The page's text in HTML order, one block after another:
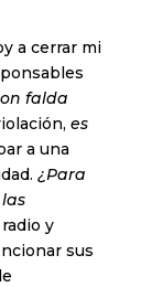
a cerrar mi
falda
es
a una
¿Para
y
sus